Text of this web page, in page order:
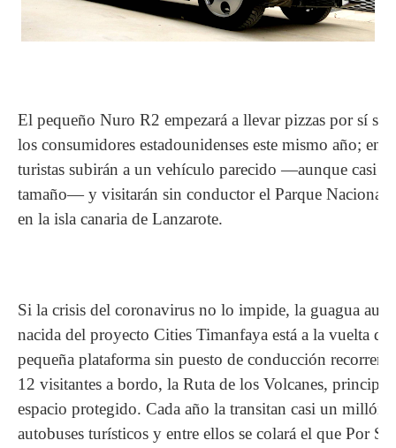
El pequeño Nuro R2 empezará a llevar pizzas por sí
los consumidores estadounidenses este mismo año; en
turistas subirán a un vehículo parecido —aunque casi
tamaño— y visitarán sin conductor el Parque Nacional
en la isla canaria de Lanzarote.
Si la crisis del coronavirus no lo impide, la guagua
nacida del proyecto Cities Timanfaya está a la vuelta de
pequeña plataforma sin puesto de conducción
12 visitantes a bordo, la Ruta de los Volcanes,
espacio protegido. Cada año la transitan casi un millón
autobuses turísticos y entre ellos se colará el que Por